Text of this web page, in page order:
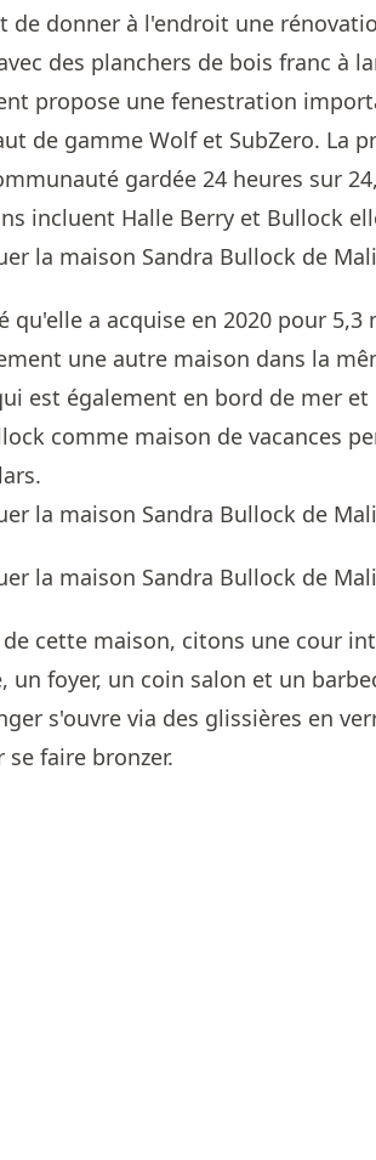
de donner à l'endroit une
des planchers de bois franc à
propose une fenestration
de gamme Wolf et SubZero. La
gardée 24 heures sur
incluent Halle Berry et Bullock
qu'elle a acquise en 2020 pour 5,3
une autre maison dans la
est également en bord de mer et
comme maison de vacances
cette maison, citons une cour
un foyer, un coin salon et un
s'ouvre via des glissières en
faire bronzer.